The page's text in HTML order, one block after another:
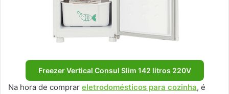
Freezer Vertical Consul Slim 142 litros 220V
Na hora de comprar eletrodomésticos para cozinha, é